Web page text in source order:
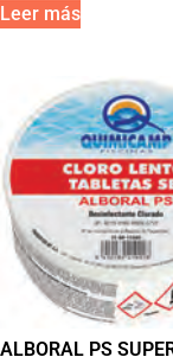
Leer más
ALBORAL PS